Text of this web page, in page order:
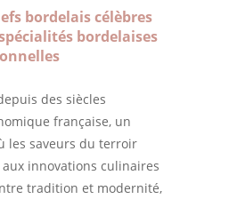
bordelais célèbres
bordelaises
des siècles
française, un
les saveurs du terroir
innovations culinaires
tradition et modernité,